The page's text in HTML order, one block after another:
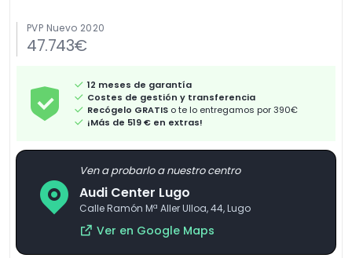
PVP Nuevo 2020
47.743€
12 meses de garantía
Costes de gestión y transferencia
Recógelo GRATIS o te lo entregamos por 390€
¡Más de 519 € en extras!
Ven a probarlo a nuestro centro
Audi Center Lugo
Calle Ramón Mª Aller Ulloa, 44, Lugo
Ver en Google Maps